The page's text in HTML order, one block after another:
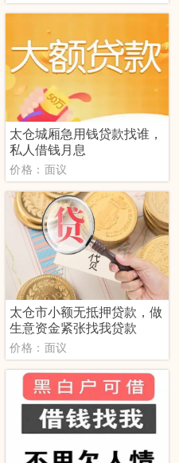
太仓城厢急用钱贷款找谁，
私人借钱月息
价格：面议
太仓市小额无抵押贷款，做
生意资金紧张找我贷款
价格：面议